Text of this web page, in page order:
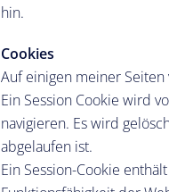
hin.
Cookies
Auf einigen meiner Seiten
Ein Session Cookie wird
navigieren. Es wird
abgelaufen ist.
Ein Session-Cookie